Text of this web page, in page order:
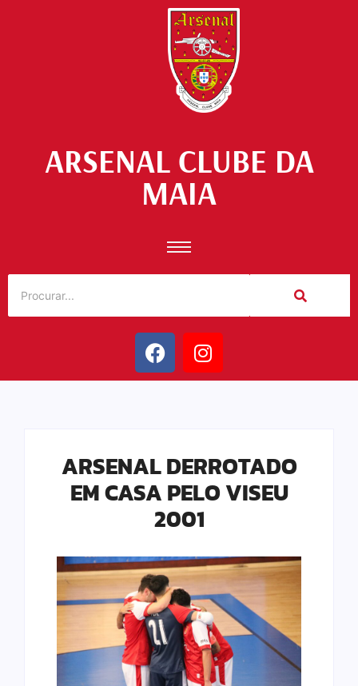
ARSENAL CLUBE DA
MAIA
ARSENAL DERROTADO
EM CASA PELO VISEU
2001